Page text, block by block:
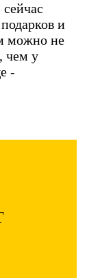
и
можно не
чем у
-